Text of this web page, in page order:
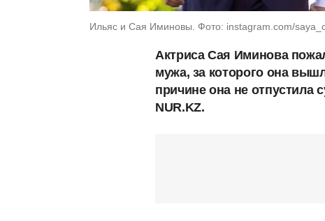
Ильяс и Сая Иминовы. Фото: instagram.com/
Актриса Сая Иминова
мужа, за которого она
причине она не отпустила
NUR.KZ.